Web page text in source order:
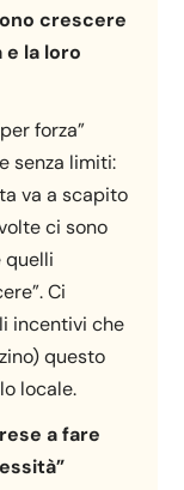
crescere
la loro
forza”
senza limiti:
va a scapito
ci sono
quelli
Ci
incentivi che
questo
locale.
a fare